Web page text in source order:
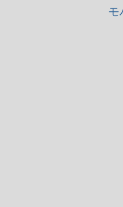
モ